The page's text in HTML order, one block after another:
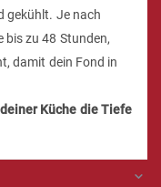
gekühlt. Je nach
zu 48 Stunden,
damit dein Fond in
Küche die Tiefe